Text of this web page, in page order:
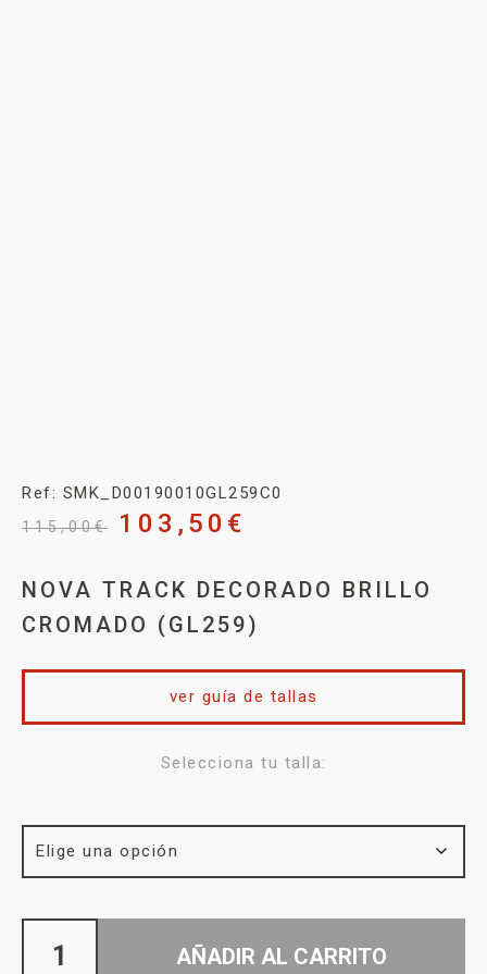
Ref: SMK_D00190010GL259C0
115,00€ 103,50 €
NOVA TRACK DECORADO BRILLO
CROMADO (GL259)
Selecciona tu talla:
ver guía de tallas
AÑADIR AL CARRITO